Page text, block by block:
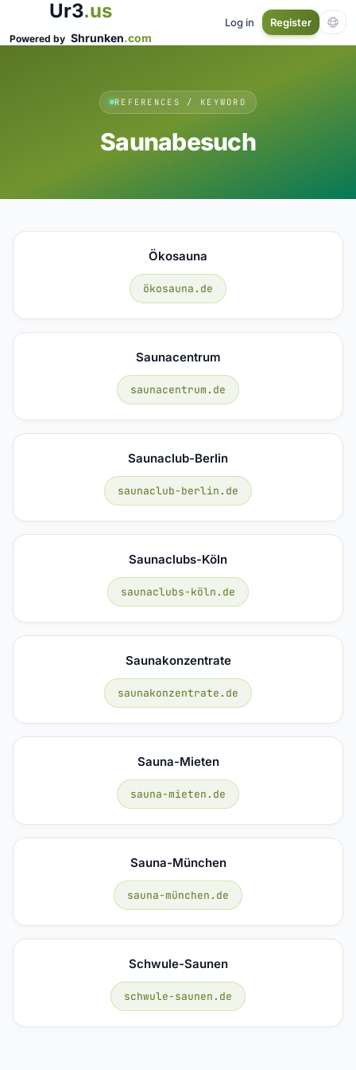
Ur3.us
Powered by Shrunken.com
Log in Register
REFERENCES / KEYWORD
Saunabesuch
Ökosauna
ökosauna.de
Saunacentrum
saunacentrum.de
Saunaclub-Berlin
saunaclub-berlin.de
Saunaclubs-Köln
saunaclubs-köln.de
Saunakonzentrate
saunakonzentrate.de
Sauna-Mieten
sauna-mieten.de
Sauna-München
sauna-münchen.de
Schwule-Saunen
schwule-saunen.de